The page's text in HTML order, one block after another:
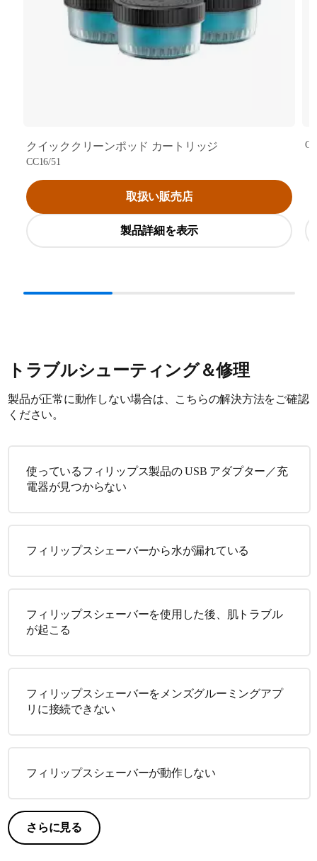
クイッククリーンポッド カートリッジ
CC16/51
取扱い販売店
製品詳細を表示
トラブルシューティング＆修理
製品が正常に動作しない場合は、こちらの解決方法をご確認
ください。
使っているフィリップス製品の USB アダプター／充
電器が見つからない
フィリップスシェーバーから水が漏れている
フィリップスシェーバーを使用した後、肌トラブル
が起こる
フィリップスシェーバーをメンズグルーミングアプ
リに接続できない
フィリップスシェーバーが動作しない
さらに見る